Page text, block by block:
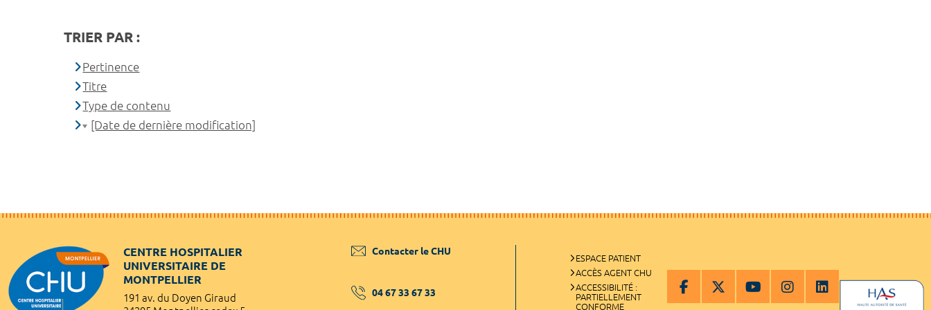
TRIER PAR :
Pertinence
Titre
Type de contenu
[Date de dernière modification]
CENTRE HOSPITALIER
UNIVERSITAIRE DE
MONTPELLIER
191 av. du Doyen Giraud
Contacter le CHU
04 67 33 67 33
ESPACE PATIENT
ACCÈS AGENT CHU
ACCESSIBILITÉ :
PARTIELLEMENT
CONFORME